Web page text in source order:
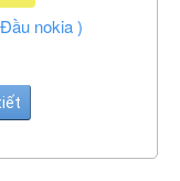
nokia )